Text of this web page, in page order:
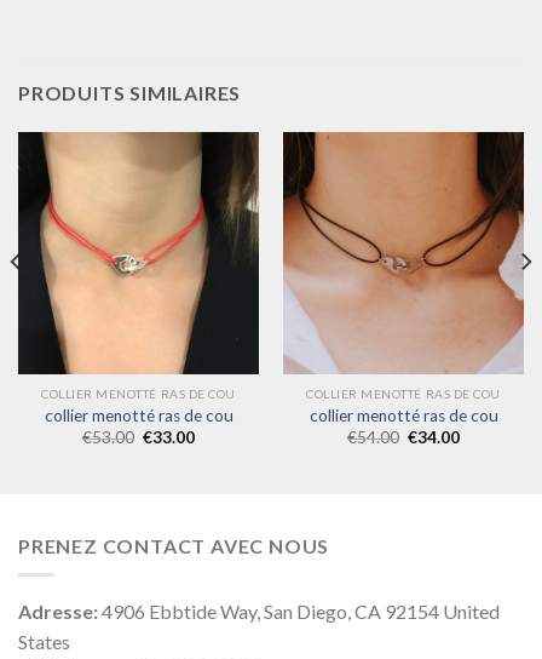
PRODUITS SIMILAIRES
COLLIER MENOTTÉ RAS DE COU
collier menotté ras de cou
€53.00 €33.00
COLLIER MENOTTÉ RAS DE COU
collier menotté ras de cou
€54.00 €34.00
PRENEZ CONTACT AVEC NOUS
Adresse:4906 Ebbtide Way, San Diego, CA 92154 United
States